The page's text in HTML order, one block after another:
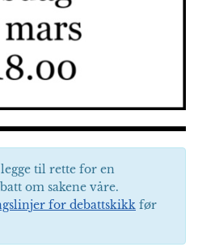
til rette for en
om sakene våre.
for debattskikk før